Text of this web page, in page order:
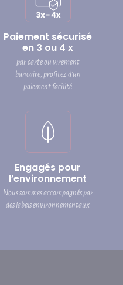
Paiement sécurisé
en 3 ou 4 x
par carte ou virement
bancaire, profitez d’un
paiement facilité
Engagés pour
l’environnement
Nous sommes accompagnés par
des labels environnementaux